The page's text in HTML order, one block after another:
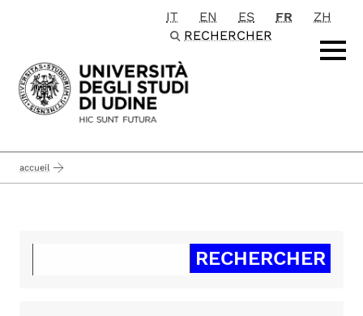
Passa al contenuto principale
IT EN ES FR
ZH
RECHERCHER
accueil